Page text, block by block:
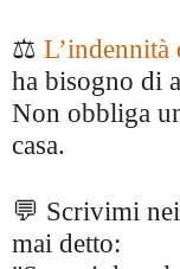
⚖️ L’indennità
ha bisogno di
Non obbliga
casa.
💬 Scrivimi
mai detto: